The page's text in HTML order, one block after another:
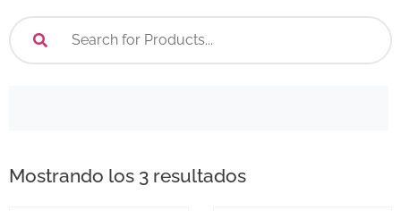
Mostrando los 3 resultados